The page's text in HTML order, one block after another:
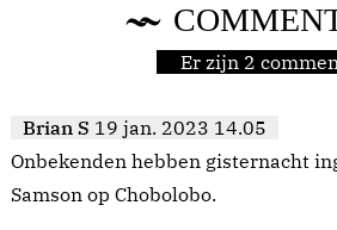
Er zijn 2
Brian S 19 jan. 2023 14.05
Onbekenden hebben gisternacht
Samson op Chobolobo.